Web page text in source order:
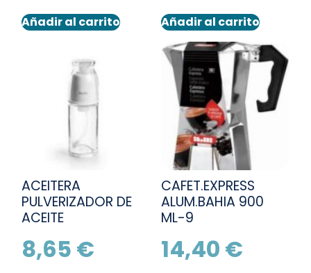
Añadir al carrito Añadir al carrito
ACEITERA
PULVERIZADOR DE
ACEITE
8,65 €
CAFET.EXPRESS
ALUM.BAHIA 900
ML-9
14,40 €